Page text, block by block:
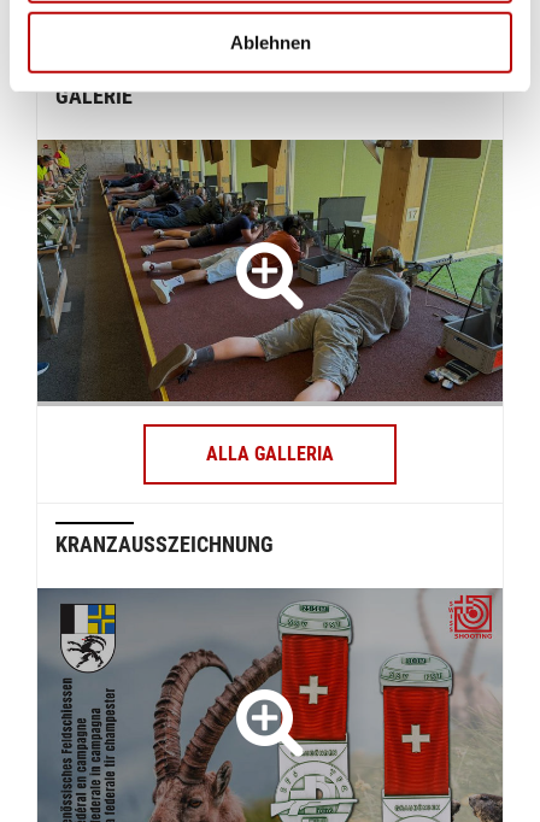
Ablehnen
GALERIE
ALLA GALLERIA
KRANZAUSSZEICHNUNG